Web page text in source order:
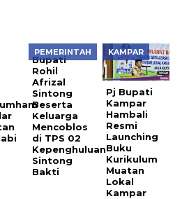
PEMERINTAH
Bupati
Rohil
Afrizal
Sintong
Beserta
Keluarga
Mencoblos
di TPS 02
Kepenghuluan
Sintong
Bakti
KAMPAR
Pj Bupati
Kampar
Hambali
Resmi
Launching
Buku
Kurikulum
Muatan
Lokal
Kampar